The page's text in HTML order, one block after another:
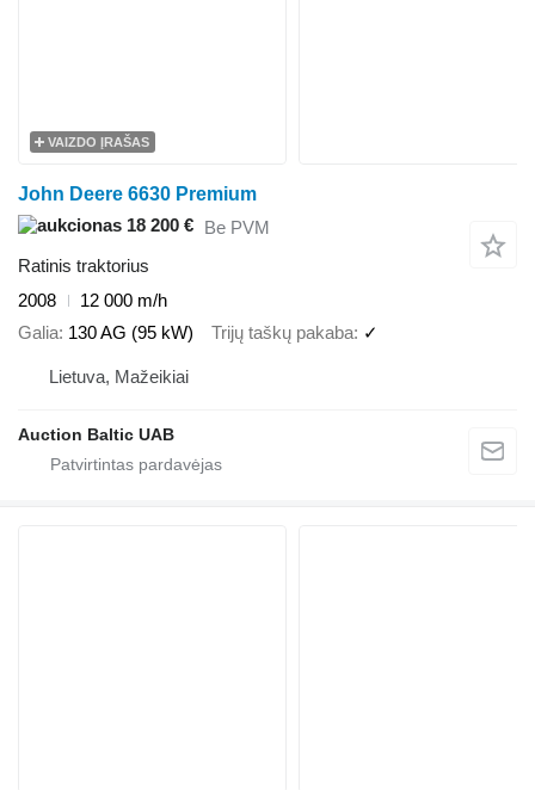
VAIZDO ĮRAŠAS
John Deere 6630 Premium
18 200 € Be PVM
Ratinis traktorius
2008
12 000 m/h
Galia 130 AG (95 kW) Trijų taškų pakaba ✓
Lietuva, Mažeikiai
Auction Baltic UAB